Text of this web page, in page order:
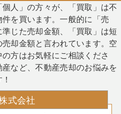
人」の方々が、「買取」は不
を買います。一般的に「売
じた売却金額、「買取」は短
却金額と言われています。空
方はお気軽にご相談くださ
など、不動産売却のお悩みを
式会社